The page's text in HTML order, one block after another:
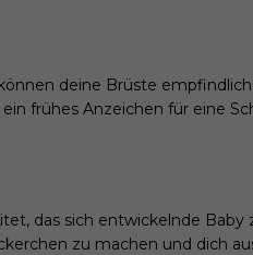
deine Brüste
frühes Anzeichen für eine
das sich entwickelnde
zu machen und dich